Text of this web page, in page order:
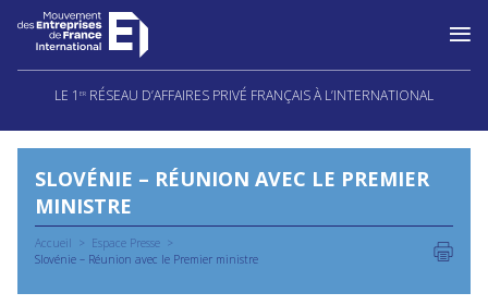
Aller
LE 1 ER RÉSEAU D’AFFAIRES PRIVÉ FRANÇAIS À L’INTERNATIONAL
SLOVÉNIE – RÉUNION AVEC LE PREMIER
MINISTRE
Accueil
Espace Presse
Slovénie – Réunion avec le Premier ministre